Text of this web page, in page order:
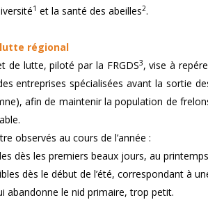
1 et la santé des abeilles2.
régional
de lutte, piloté par la FRGDS3, vise à
entreprises spécialisées avant la sortie
afin de maintenir la population de
observés au cours de l’année :
dès les premiers beaux jours, au
dès le début de l’été, correspondant à
abandonne le nid primaire, trop petit.